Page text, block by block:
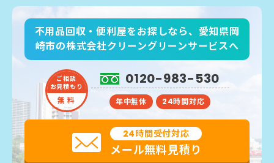
不用品回収・便利屋をお探しなら、愛知県岡
崎市の株式会社クリーングリーンサービスへ
ご相談
お見積もり
無 料
0120-983-530
年中無休 24時間対応
24時間受付対応
メール無料見積り